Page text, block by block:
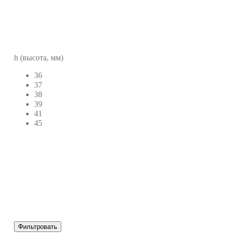
h (высота, мм)
36
37
38
39
41
45
Фильтровать